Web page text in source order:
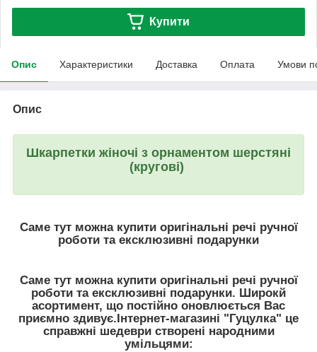
Купити
Опис Характеристики Доставка Оплата Умови
Опис
Шкарпетки жіночі з орнаментом шерстяні
(кругові)
Саме тут можна купити оригінальні речі ручної
роботи та ексклюзивні подарунки
Саме тут можна купити оригінальні речі ручної
роботи та ексклюзивні подарунки. Широкй
асортимент, що постійно оновлюється Вас
приємно здивує.Інтернет-магазині "Гуцулка" це
справжні шедеври створені народними
умільцями: